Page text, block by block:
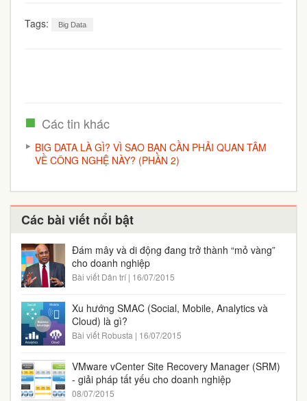
Tags: Big Data
Các tin khác
BIG DATA LÀ GÌ? VÌ SAO BẠN CẦN PHẢI QUAN TÂM
VỀ CÔNG NGHỆ NÀY? (PHẦN 2)
Các bài viết nổi bật
Đám mây và di động đang trở thành “mỏ vàng”
cho doanh nghiệp
Bài viết Dân trí | 16/07/2015
Xu hướng SMAC (Social, Mobile, Analytics và
Cloud) là gì?
Bài viết Robusta | 16/07/2015
VMware vCenter Site Recovery Manager (SRM)
- giải pháp tất yếu cho doanh nghiệp
08/07/2015